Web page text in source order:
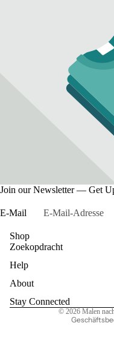
Join our Newsletter — Get
E-Mail
Shop
Zoekopdracht
Help
About
Stay Connected
© 2026 Malen
Datenschutzerklärung
Widerrufsrecht
AGB
Kontaktinformationen